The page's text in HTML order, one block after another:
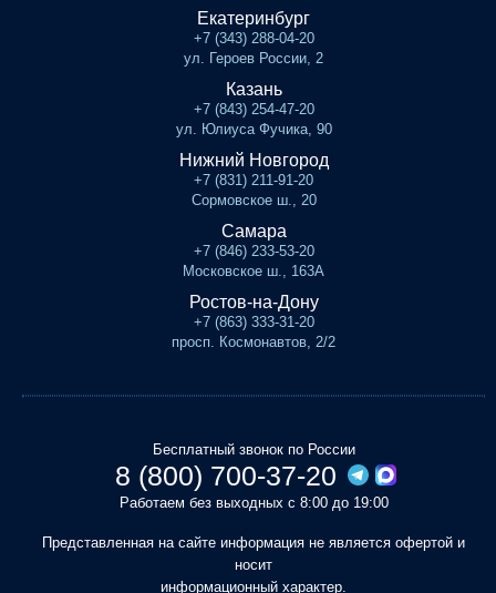
Екатеринбург
+7 (343) 288-04-20
ул. Героев России, 2
Казань
+7 (843) 254-47-20
ул. Юлиуса Фучика, 90
Нижний Новгород
+7 (831) 211-91-20
Сормовское ш., 20
Самара
+7 (846) 233-53-20
Московское ш., 163А
Ростов-на-Дону
+7 (863) 333-31-20
просп. Космонавтов, 2/2
Бесплатный звонок по России
8 (800) 700-37-20
Работаем без выходных с 8:00 до 19:00
Представленная на сайте информация не является офертой и
носит
информационный характер.